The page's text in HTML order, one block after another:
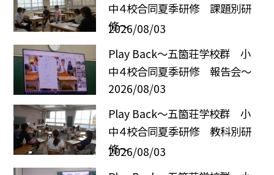
中４校合同夏季研修 課題別研
修～
2026/08/03
Play Back～五箇荘学校群 小
中４校合同夏季研修 報告会～
2026/08/03
Play Back～五箇荘学校群 小
中４校合同夏季研修 教科別研
修～
2026/08/03